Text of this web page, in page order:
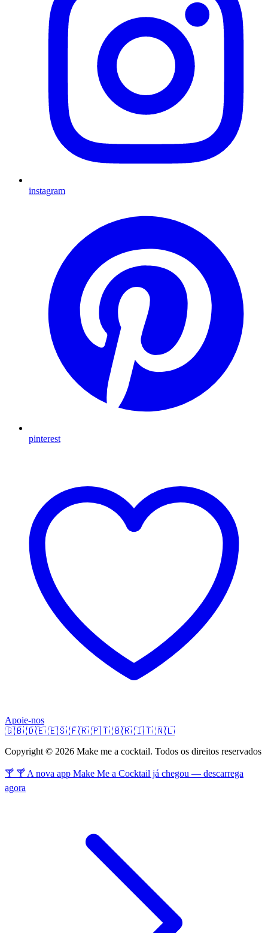
instagram
pinterest
Apoie-nos
🇬🇧 🇩🇪 🇪🇸 🇫🇷 🇵🇹 🇧🇷 🇮🇹 🇳🇱
Copyright © 2026 Make me a cocktail. Todos os direitos reservados
🍸 🍸 A nova app Make Me a Cocktail já chegou — descarrega
agora